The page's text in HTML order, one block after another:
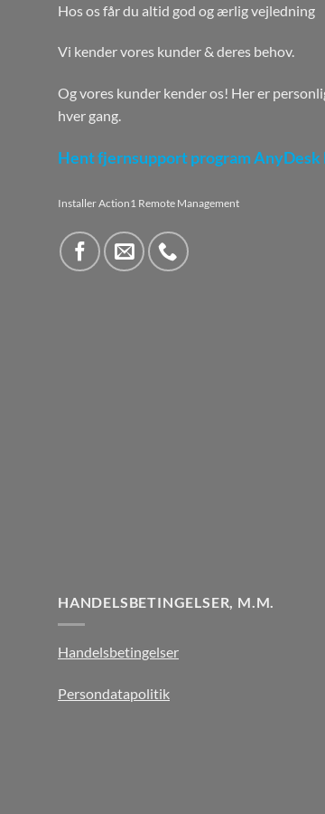
Hos os får du altid god og ærlig vejledning
Vi kender vores kunder & deres behov.
Og vores kunder kender os! Her er
hver gang.
Hent fjernsupport program AnyDesk
Installer Action1 Remote Management
HANDELSBETINGELSER, M.M.
Handelsbetingelser
Persondatapolitik